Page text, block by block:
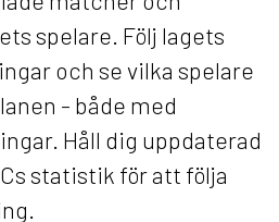
spelare. Följ lagets
och se vilka spelare
- både med
Håll dig uppdaterad
statistik för att följa